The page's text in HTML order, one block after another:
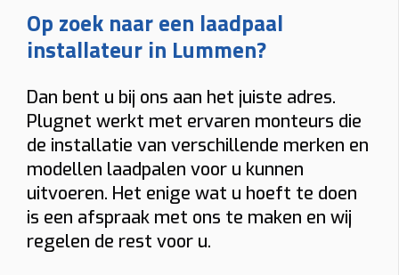
Op zoek naar een laadpaal
installateur in Lummen?
Dan bent u bij ons aan het juiste adres.
Plugnet werkt met ervaren monteurs die
de installatie van verschillende merken en
modellen laadpalen voor u kunnen
uitvoeren. Het enige wat u hoeft te doen
is een afspraak met ons te maken en wij
regelen de rest voor u.